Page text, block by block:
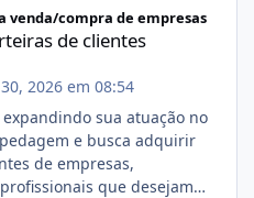
venda/compra de empresas
de clientes
2026 em 08:54
expandindo sua atuação no
e busca adquirir
de empresas,
que desejam